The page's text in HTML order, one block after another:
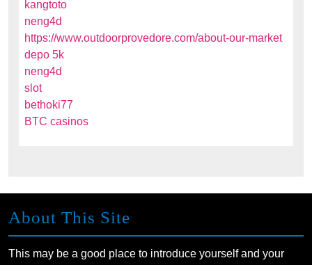
kangtoto
neng4d
https://www.outdoorprovedore.com/about-our-market
depo 5k
neng4d
slot
bethoki77
BTC casinos
About This Site
This may be a good place to introduce yourself and your